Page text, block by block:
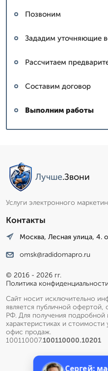
Позвоним
Зададим уточняющие
Рассчитаем
Составим договор
Выполним работы
Лучше.Звони
Услуги электронного
Контакты
Москва, Лесная улица, 4.
omsk@radidomapro.ru
© 2016 - 2026 гг.
Политика
Сайт носит исключительно
является публичной
РФ. Для получения подробной
характеристиках и
офис продаж.
100110007.100110000.10201
Сергей: